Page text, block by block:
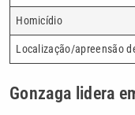
Homicídio
Localização/apreensão
Gonzaga lidera